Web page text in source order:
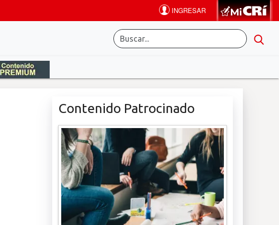
Contenido Patrocinado